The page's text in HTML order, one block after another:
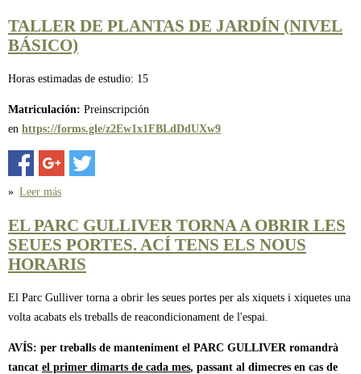
TALLER DE PLANTAS DE JARDÍN (NIVEL
BÁSICO)
Horas estimadas de estudio: 15
Matriculación: Preinscripción
en https://forms.gle/z2Ew1x1FBLdDdUXw9
» Leer más
EL PARC GULLIVER TORNA A OBRIR LES
SEUES PORTES. ACÍ TENS ELS NOUS
HORARIS
El Parc Gulliver torna a obrir les seues portes per als xiquets i xiquetes una
volta acabats els treballs de reacondicionament de l'espai.
AVÍS: per treballs de manteniment el PARC GULLIVER romandrà
tancat el primer dimarts de cada mes, passant al dimecres en cas de